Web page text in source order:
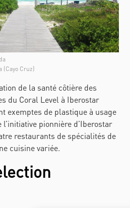
(Cayo Cruz)
de la santé côtière des
du Coral Level à Iberostar
exemptes de plastique à usage
pionnière d’Iberostar
restaurants de spécialités de
cuisine variée.